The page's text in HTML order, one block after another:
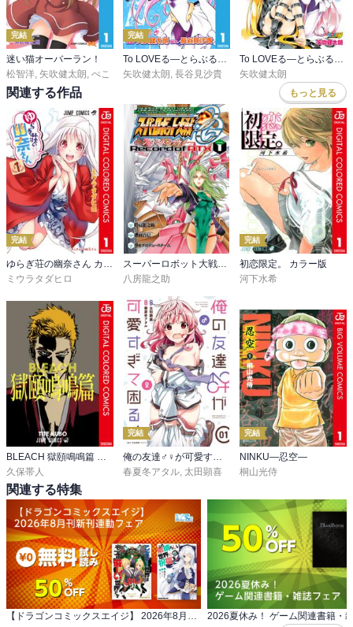
完結
迷い猫オーバーラン！
松智洋 矢吹健太朗 ぺこ
完結
矢吹健太朗 長谷見沙貴
矢吹健太朗
関連する作品 もっと見る
完結
ゆらぎ荘の幽奈さん カラー版
ミウラタダヒロ
スーパーロボット大戦OG ‐ジ・インスペクター‐
八房龍之助
完結
初恋限定。 カラー版
河下水希
久保帯人
完結
春夏冬アタル 太田顕喜
完結
NINKU―忍空―
桐山光侍
関連する特集
2026夏休み！ ゲーム関連書籍・